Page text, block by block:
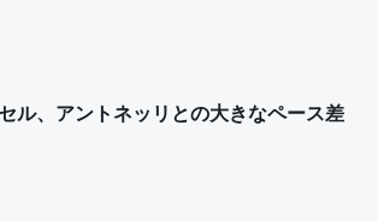
ル、アントネッリとの大きなペース差